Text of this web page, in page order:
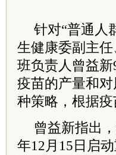
针对“普通人
生健康委副主任
班负责人曾益
疫苗的产量和
种策略，根据
曾益新指出
年12月15日启